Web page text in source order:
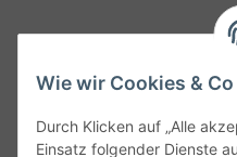
Wie wir Cookies &
Durch Klicken auf „Alle
Einsatz folgender Dienste
Service